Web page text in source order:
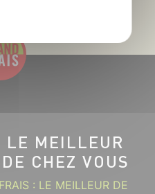
LE MEILLEUR
CHEZ VOUS
: LE MEILLEUR DE